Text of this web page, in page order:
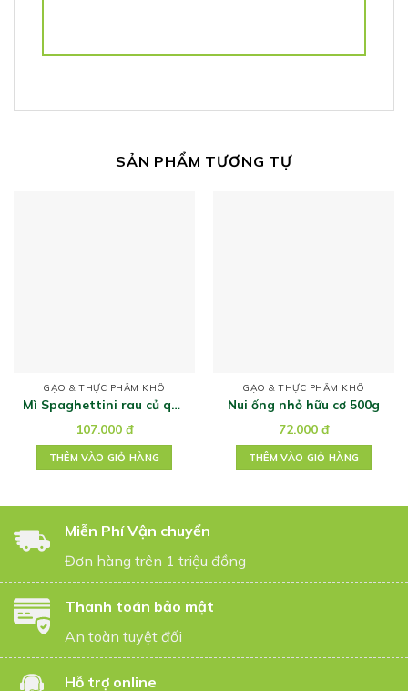
SẢN PHẨM TƯƠNG TỰ
GẠO & THỰC PHẨM KHÔ
Mì Spaghettini rau củ quả
107.000 đ
THÊM VÀO GIỎ HÀNG
GẠO & THỰC PHẨM KHÔ
Nui ống nhỏ hữu cơ 500g
72.000 đ
THÊM VÀO GIỎ HÀNG
Miễn Phí Vận chuyển
Đơn hàng trên 1 triệu đồng
Thanh toán bảo mật
An toàn tuyệt đối
Hỗ trợ online